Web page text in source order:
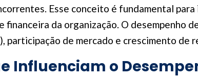
Esse conceito é fundamental
financeira da organização. O
participação de mercado e crescimento de
Influenciam o